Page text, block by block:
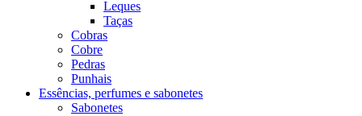
Leques
Taças
Cobras
Cobre
Pedras
Punhais
Essências, perfumes e sabonetes
Sabonetes